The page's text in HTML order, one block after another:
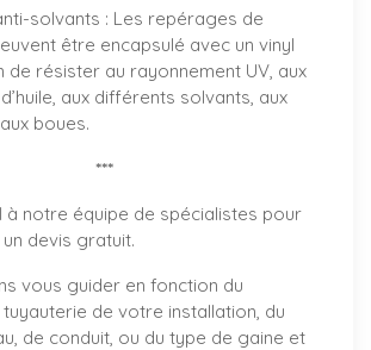
solvants : Les repérages de
être encapsulé avec un vinyl
de résister au rayonnement UV, aux
aux différents solvants, aux
boues.
***
à notre équipe de spécialistes pour
devis gratuit.
vous guider en fonction du
de votre installation, du
de conduit, ou du type de gaine et